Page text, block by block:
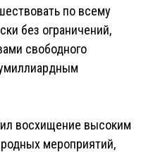
по всему
без ограничений,
свободного
восхищение высоким
мероприятий,